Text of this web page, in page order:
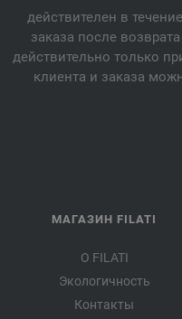
действителен в
заказа после
действительно только
клиента и заказа
МАГАЗИН FILATI
О FILATI
Экологичность
Контакты